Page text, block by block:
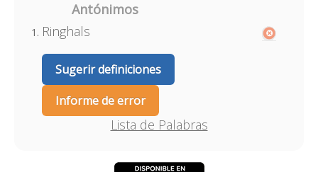
Antónimos
Ringhals
Sugerir definiciones
Informe de error
Lista de Palabras